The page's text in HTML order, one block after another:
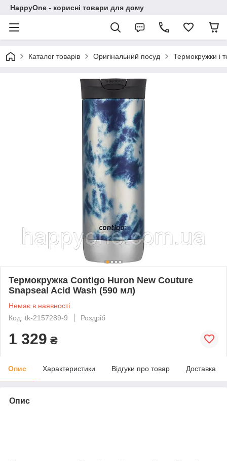
HappyOne - корисні товари для дому
Каталог товарів Оригінальний посуд Термокружки і
Термокружка Contigo Huron New Couture
Snapseal Acid Wash (590 мл)
Немає в наявності
Код: tk-2157289-9
Роздріб
1 329 ₴
Опис Характеристики Відгуки про товар Доставка
Опис